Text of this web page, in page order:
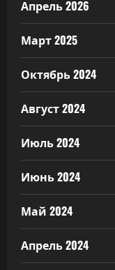
Апрель 2026
Март 2025
Октябрь 2024
Август 2024
Июль 2024
Июнь 2024
Май 2024
Апрель 2024